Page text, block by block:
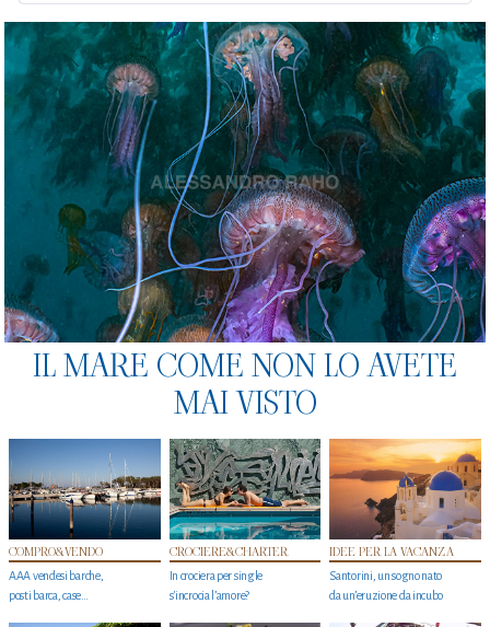
IL MARE COME NON LO AVETE
MAI VISTO
COMPRO&VENDO
AAA vendesi barche,
posti barca, case…
CROCIERE&CHARTER
In crociera per single
s'incrocia l’amore?
IDEE PER LA VACANZA
Santorini, un sogno nato
da un’eruzione da incubo